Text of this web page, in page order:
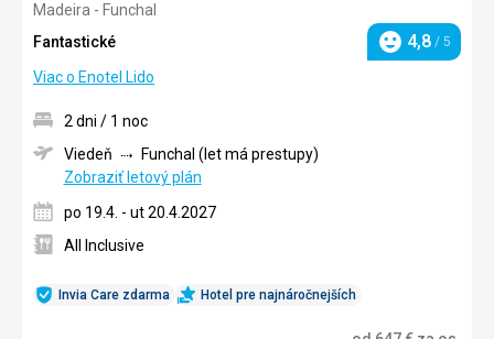
5/5
Madeira - Funchal
Fantastické
Hodnotenie
4,8 / 5
Viac o Enotel Lido
Invia Care zdarma Hotel pre najnáročnejších
2 dni / 1 noc
Viedeň
Funchal (let má prestupy)
Zobraziť letový plán
po 19.4. - ut 20.4.2027
All Inclusive